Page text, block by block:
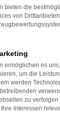
in Ihrem
Dann lassen
wir
Jahren im
erfüllt. So
V90 Cross
anderem
einem
gehen uns
. Dass der
bieten die
von
ermöglichen es
um die
werden
zu
Interessen